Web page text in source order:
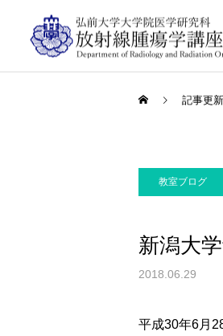
記事更
教室ブログ
新潟大
2018.06.29
平成30年6月